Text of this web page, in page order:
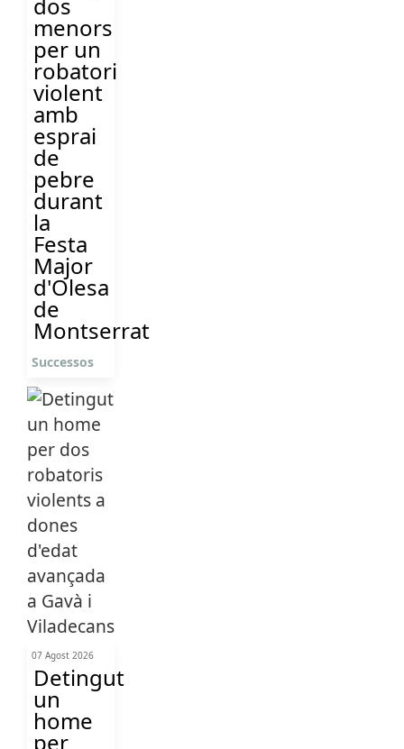
menors
per un
robatori
violent
amb
esprai
de
pebre
durant
la
Festa
Major
d'Olesa
de
Montserrat
Successos
07 Agost 2026
Detingut
un
home
per